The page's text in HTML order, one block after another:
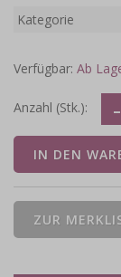
Kategorie
Verfügbar: Ab
Anzahl (Stk.):